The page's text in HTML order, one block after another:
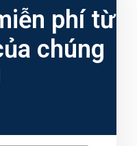
phí từ
chúng